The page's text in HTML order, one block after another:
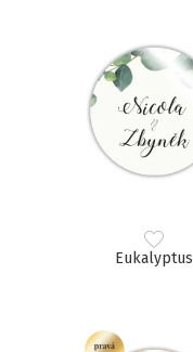
Eukalyptus